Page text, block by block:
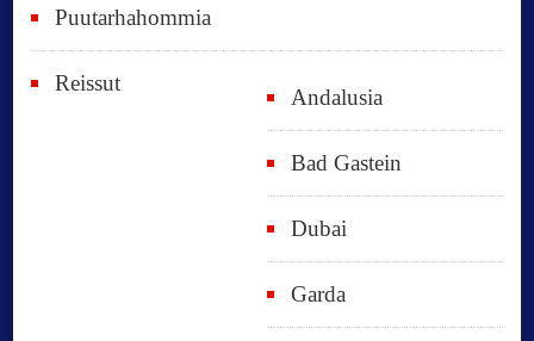
Puutarhahommia
Reissut
Andalusia
Bad Gastein
Dubai
Garda